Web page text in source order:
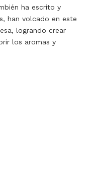
ha escrito y
han volcado en este
logrando crear
los aromas y